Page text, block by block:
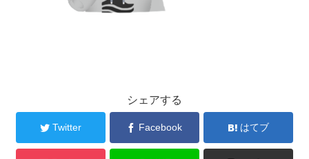
シェアする
Twitter Facebook はてブ